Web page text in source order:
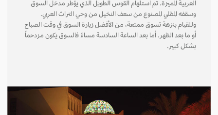
العربية المميزة. تم استلهام القوس الطويل الذي يؤطر مدخل السوق
وسقفه المظلي المصنوع من سعف النخيل من وحي التراث العربي.
وللقيام بنزهة تسوق ممتعة، من الأفضل زيارة السوق في وقت الصباح
أو ما بعد الظهر. أما بعد الساعة السادسة مساءً فالسوق يكون مزدحماً
بشكل كبير.